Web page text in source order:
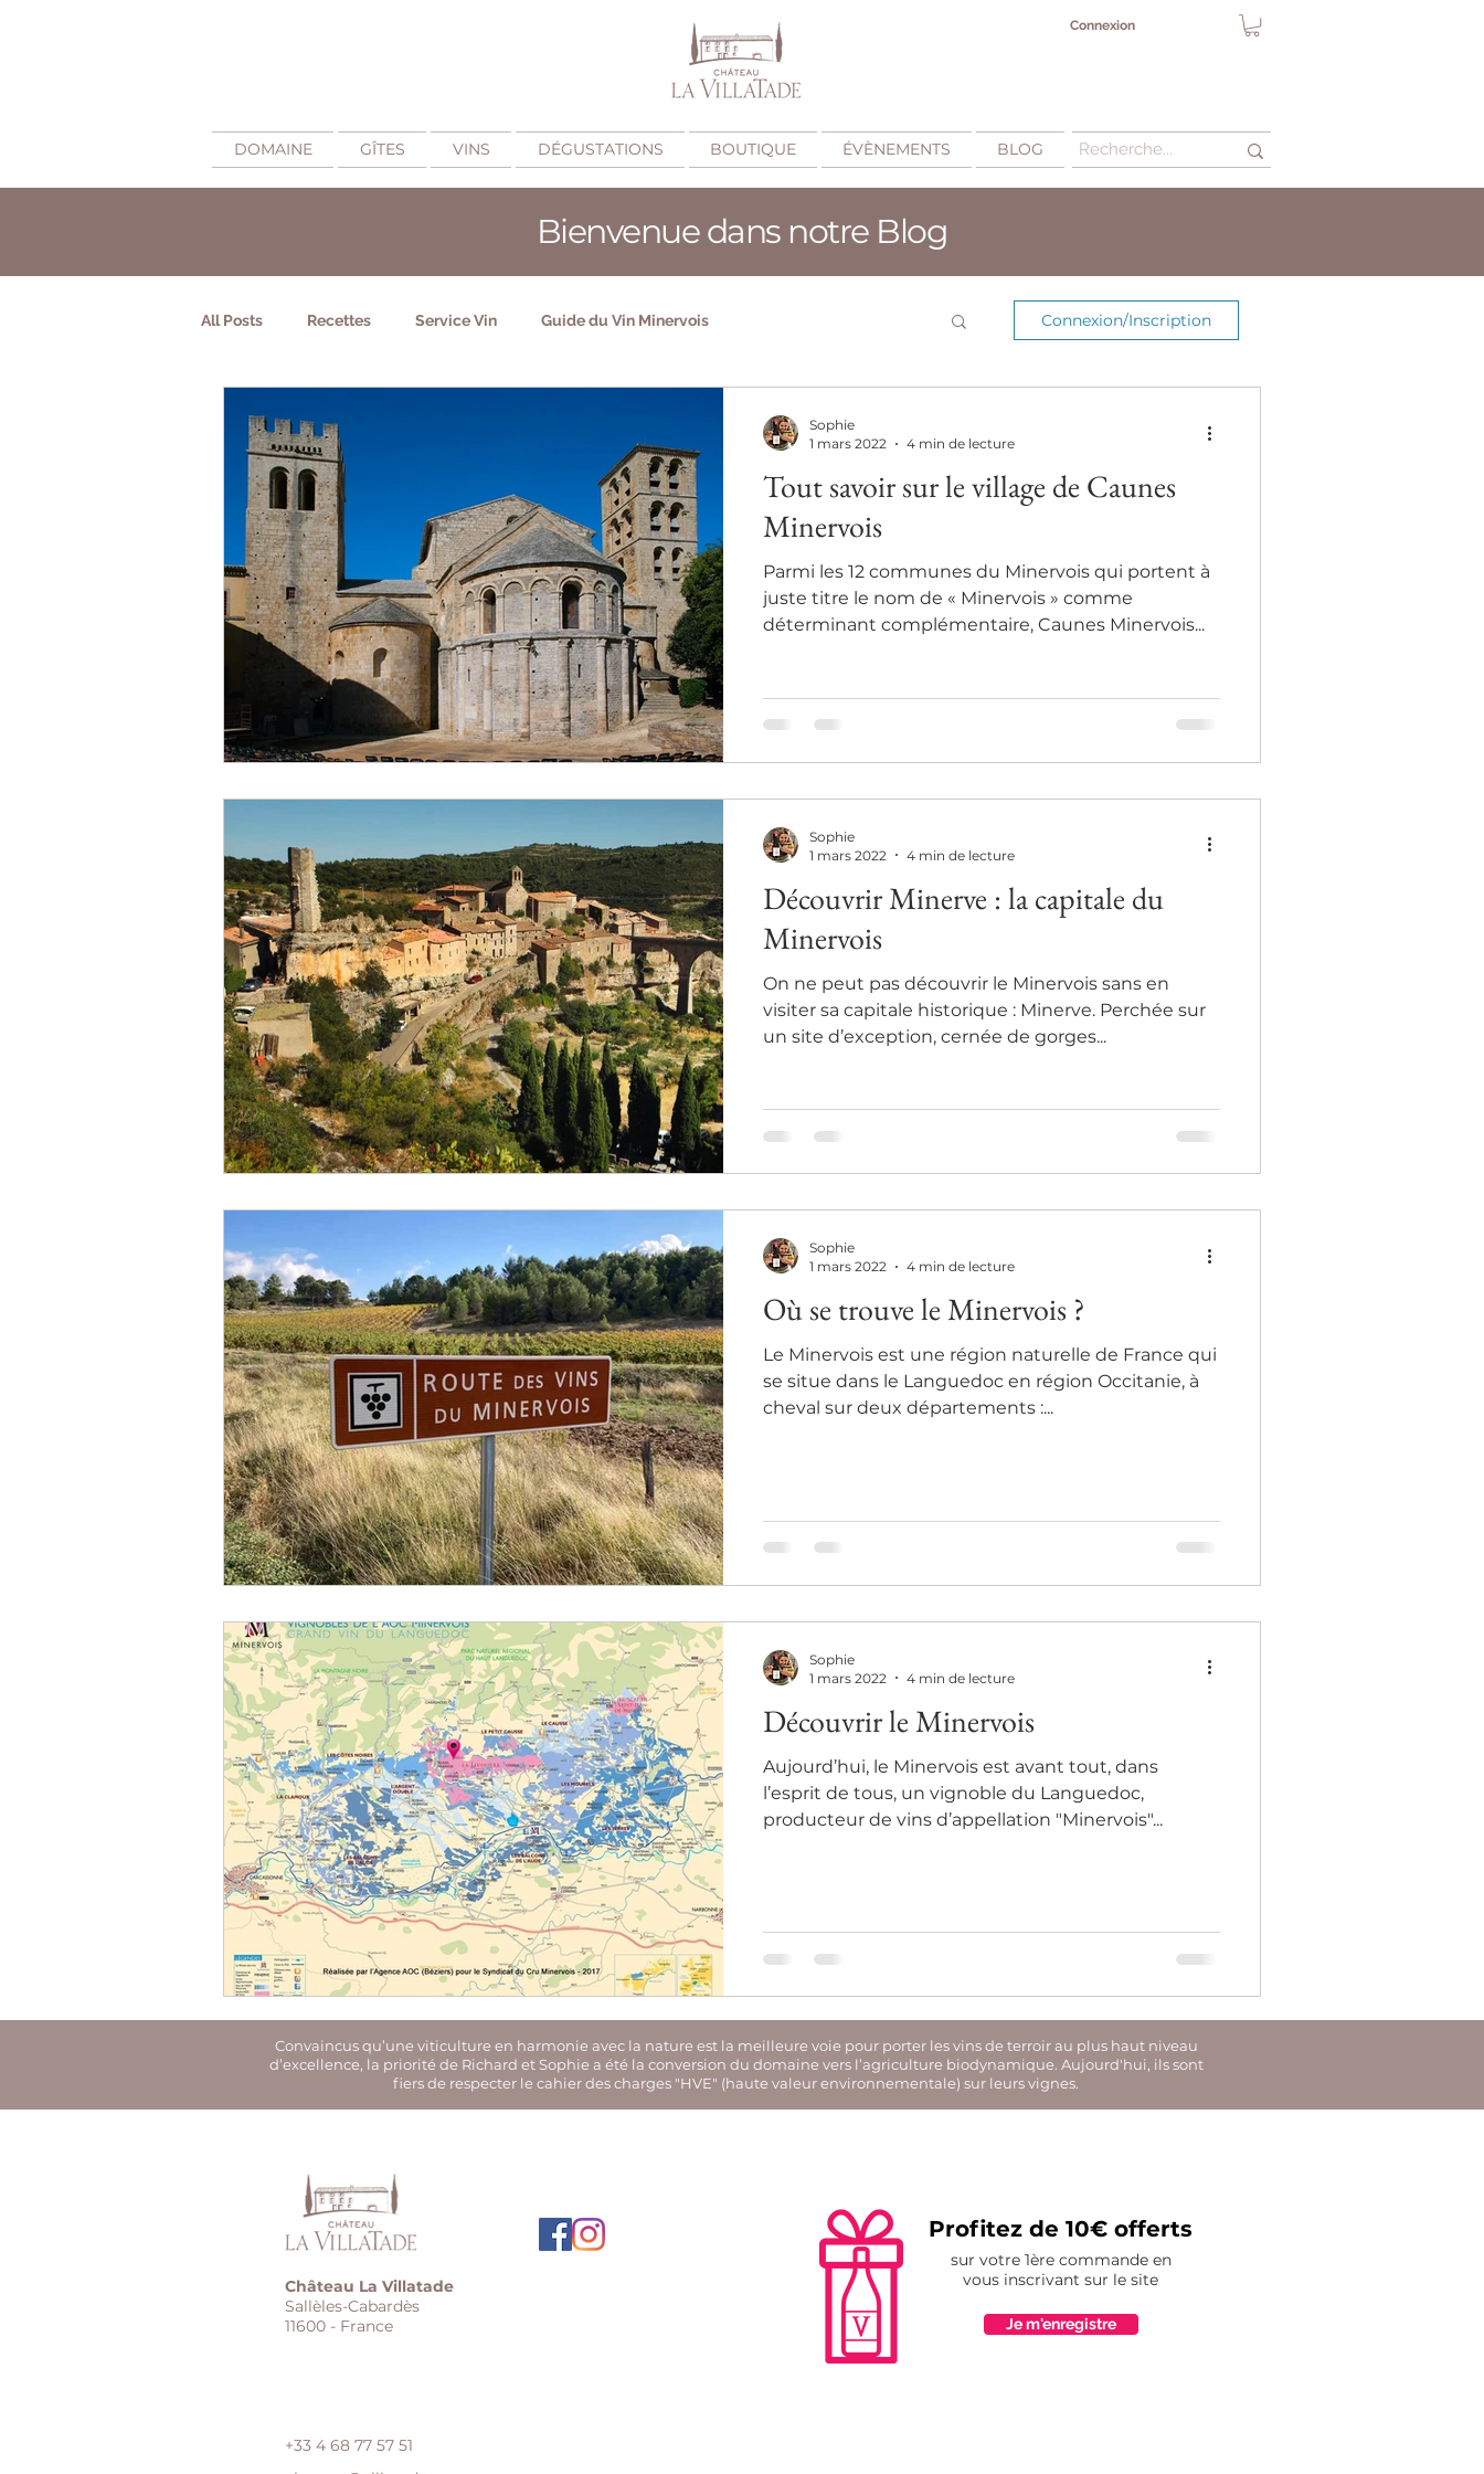
Connexion
DOMAINE GÎTES VINS DÉGUSTATIONS BOUTIQUE ÉVÈNEMENTS BLOG
Bienvenue dans notre Blog
All Posts Recettes Service Vin Guide du Vin Minervois
Qu'est-ce que le vin Minervois ? Comment choisir un vin Minervois ?
Découvrir le Minervois
Connexion/Inscription
Tout savoir sur le village de Caunes
Minervois
Parmi les 12 communes du Minervois qui portent à
juste titre le nom de « Minervois » comme
déterminant complémentaire, Caunes Minervois...
Sophie
1 mars 2022
4 min de lecture
Découvrir Minerve : la capitale du
Minervois
On ne peut pas découvrir le Minervois sans en
visiter sa capitale historique : Minerve. Perchée sur
un site d’exception, cernée de gorges...
Sophie
1 mars 2022
4 min de lecture
Où se trouve le Minervois ?
Le Minervois est une région naturelle de France qui
se situe dans le Languedoc en région Occitanie, à
cheval sur deux départements :...
Sophie
1 mars 2022
4 min de lecture
Découvrir le Minervois
Aujourd’hui, le Minervois est avant tout, dans
l’esprit de tous, un vignoble du Languedoc,
producteur de vins d’appellation "Minervois"...
Sophie
1 mars 2022
4 min de lecture
Convaincus qu’une viticulture en harmonie avec la nature est la meilleure voie pour porter les vins de terroir au plus haut niveau
d’excellence, la priorité de Richard et Sophie a été la conversion du domaine vers l’agriculture biodynamique. Aujourd'hui, ils sont
fiers de respecter le cahier des charges "HVE" (haute valeur environnementale) sur leurs vignes.
Profitez de 10€ offerts
sur votre 1ère commande en
vous inscrivant sur le site
Je m'enregistre
Château La Villatade
Sallèles-Cabardès
11600 - France
+33 4 68 77 57 51